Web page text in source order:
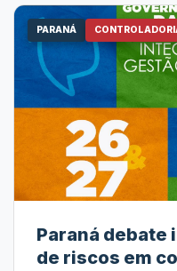
PARANÁ
Paraná debate
de riscos em